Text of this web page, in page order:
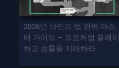
2026년 바인드 맵 완벽 마스
터 가이드 – 프로처럼 플레이
하고 승률을 지배하라